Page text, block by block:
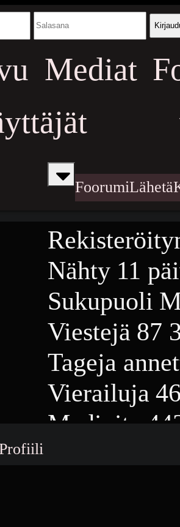
Mediat
FoorumiLähetä
Nähty 11
Sukupuoli
Viestejä 87
Tageja
Vierailuja
Medioita